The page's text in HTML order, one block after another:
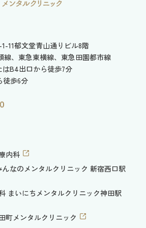
11郁文堂青山通りビル8階
線、東急東横線、東急田園都市線
B4出口から徒歩7分
徒歩6分
内科
なのメンタルクリニック 新宿西口駅
まいにちメンタルクリニック神田駅
町メンタルクリニック